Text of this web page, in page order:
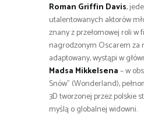
Roman Griffin Davis,
utalentowanych aktorów
znany z przełomowej roli w
nagrodzonym Oscarem za
adaptowany, wystąpi w
Madsa Mikkelsena– w
Snów” (Wonderland),
3D tworzonej przez polskie
myślą o globalnej widowni.